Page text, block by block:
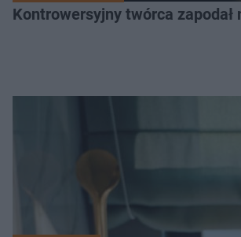
Kontrowersyjny twórca